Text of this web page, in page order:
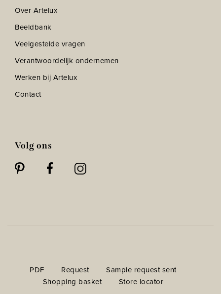
Over Artelux
Beeldbank
Veelgestelde vragen
Verantwoordelijk ondernemen
Werken bij Artelux
Contact
Volg ons
PDF Request
Sample request sent
Shopping basket
Store locator